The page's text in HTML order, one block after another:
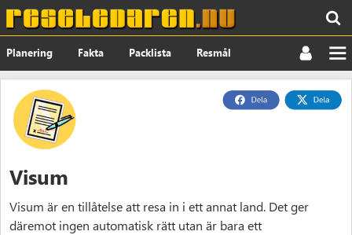
Planering Fakta Packlista Resmål
Nyheter
Visum
Visum är en tillåtelse att resa in i ett annat land. Det ger
däremot ingen automatisk rätt utan är bara ett